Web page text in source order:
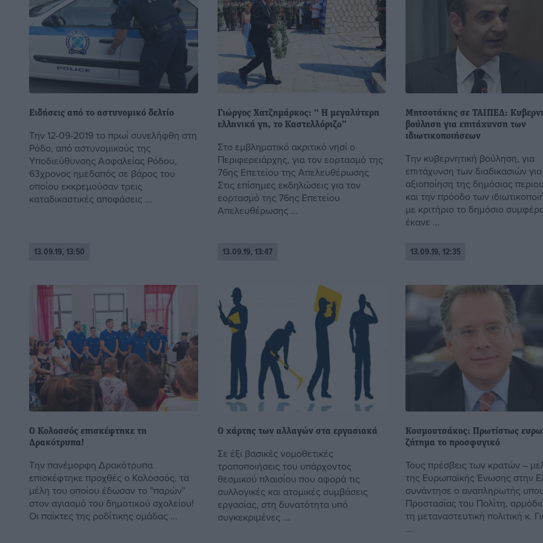
Ειδήσεις από το αστυνομικό δελτίο
Την 12-09-2019 το πρωί συνελήφθη στη
Ρόδο, από αστυνομικούς της
Υποδιεύθυνσης Ασφαλείας Ρόδου,
63χρονος ημεδαπός σε βάρος του
οποίου εκκρεμούσαν τρεις
καταδικαστικές αποφάσεις ...
13.09.19, 13:50
Γιώργος Χατζημάρκος: “ Η μεγαλύτερη
ελληνική γη, το Καστελλόριζο”
Στο εμβληματικό ακριτικό νησί ο
Περιφερειάρχης, για τον εορτασμό της
76ης Επετείου της Απελευθέρωσης
Στις επίσημες εκδηλώσεις για τον
εορτασμό της 76ης Επετείου
Απελευθέρωσης ...
13.09.19, 13:47
Μητσοτάκης σε ΤΑΙΠΕΔ:
βούληση για επιτάχυνση των
ιδιωτικοποιήσεων
Την κυβερνητική βούληση, για
επιτάχυνση των διαδικασιών
αξιοποίηση της δημόσιας
και την πρόοδο των
με κριτήριο το δημόσιο
έκανε ...
13.09.19, 12:35
Ο Κολοσσός επισκέφτηκε τη
Δρακότρυπα!
Την πανέμορφη Δρακότρυπα
επισκέφτηκε προχθές ο Κολοσσός, τα
μέλη του οποίου έδωσαν το ”παρών”
στον αγιασμό του δημοτικού σχολείου!
Οι παίκτες της ροδίτικης ομάδας ...
Ο χάρτης των αλλαγών στα εργασιακά
Σε έξι βασικές νομοθετικές
τροποποιήσεις του υπάρχοντος
θεσμικού πλαισίου που αφορά τις
συλλογικές και ατομικές συμβάσεις
εργασίας, στη δυνατότητα υπό
συγκεκριμένες ...
Κουμουτσάκος: Πρωτίστως
ζήτημα το προσφυγικό
Τους πρέσβεις των κρατών –
της Ευρωπαϊκής Ένωσης στην
συνάντησε ο αναπληρωτής
Προστασίας του Πολίτη,
τη μεταναστευτική πολιτική κ.
...